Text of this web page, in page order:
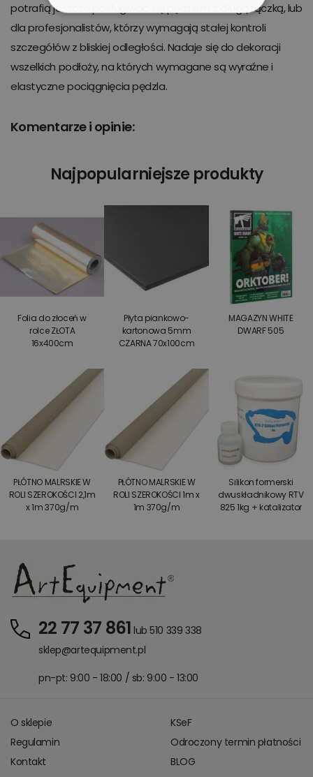
potrafią jeszcze posługiwać się pędzlem z długą rączką, lub
dla profesjonalistów, którzy wymagają stałej kontroli
szczegółów z bliskiej odległości. Nadaje się do dekoracji
wszelkich podłoży, na których wymagane są wyraźne i
elastyczne pociągnięcia pędzla.
Komentarze i opinie:
Najpopularniejsze produkty
Folia do złoceń w
rolce ZŁOTA
16x400cm
Płyta piankowo-
kartonowa 5mm
CZARNA 70x100cm
MAGAZYN WHITE
DWARF 505
PŁÓTNO MALRSKIE W
ROLI SZEROKOŚCI 2,1m
x 1m 370g/m
PŁÓTNO MALRSKIE W
ROLI SZEROKOŚCI 1m x
1m 370g/m
Silikon formerski
dwuskładnikowy RTV
825 1kg + katalizator
22 77 37 861 lub 510 339 338
sklep@artequipment.pl
pn-pt: 9:00 - 18:00 / sb: 9:00 - 13:00
O sklepie
Regulamin
Kontakt
KSeF
Odroczony termin płatności
BLOG